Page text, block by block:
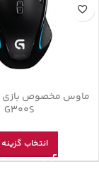
ماوس مخصوص بازی
G300S
انتخاب